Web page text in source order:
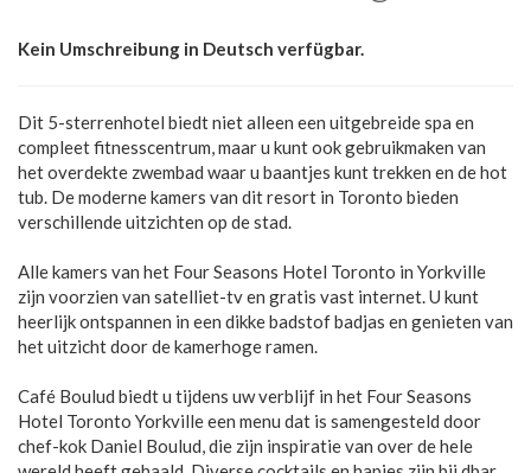
Kein Umschreibung in Deutsch verfügbar.
Dit 5-sterrenhotel biedt niet alleen een uitgebreide spa en
compleet fitnesscentrum, maar u kunt ook gebruikmaken van
het overdekte zwembad waar u baantjes kunt trekken en de hot
tub. De moderne kamers van dit resort in Toronto bieden
verschillende uitzichten op de stad.
Alle kamers van het Four Seasons Hotel Toronto in Yorkville
zijn voorzien van satelliet-tv en gratis vast internet. U kunt
heerlijk ontspannen in een dikke badstof badjas en genieten van
het uitzicht door de kamerhoge ramen.
Café Boulud biedt u tijdens uw verblijf in het Four Seasons
Hotel Toronto Yorkville een menu dat is samengesteld door
chef-kok Daniel Boulud, die zijn inspiratie van over de hele